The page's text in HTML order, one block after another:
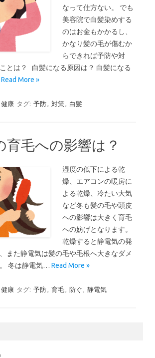
なって仕方ない。 でも
美容院で白髪染めする
のはお金もかかるし、
かなり髪の毛が傷むか
らできれば予防や対
とは？ 白髪になる原因は？ 白髪になる
Read More »
康 タグ: 予防, 対策, 白髪
育毛への影響は？
湿度の低下による乾
燥、エアコンの暖房に
よる乾燥、冷たい大気
など冬も髪の毛や頭皮
への影響は大きく育毛
への妨げとなります。
乾燥すると静電気の発
また静電気は髪の毛や毛根へ大きなダメ
冬は静電気… Read More »
康 タグ: 予防, 育毛, 防ぐ , 静電気